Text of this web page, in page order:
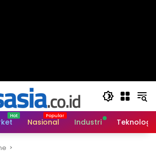
Nasional Industri Teknologi